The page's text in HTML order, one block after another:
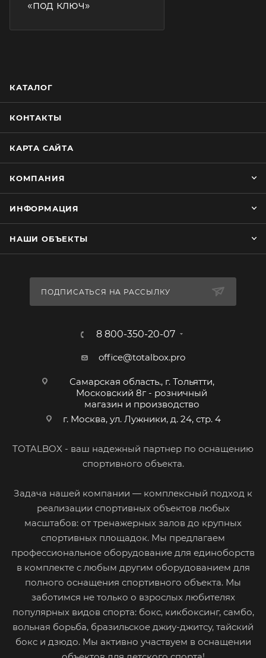
«под ключ»
КАТАЛОГ
КОНТАКТЫ
КАРТА САЙТА
КОМПАНИЯ
ИНФОРМАЦИЯ
НАШИ ОБЪЕКТЫ
ПОДПИСАТЬСЯ НА РАССЫЛКУ
8 800-350-20-07
office@totalbox.pro
Самарская область., г. Тольятти,
Московский 8г - розничный
магазин и производство
г. Москва, ул. Лужники, д. 24, стр. 4
TOTALBOX - ваш надежный партнер по оснащению
спортивного объекта.
Задача нашей компании — комплексный подход к
реализации спортивных объектов любых
масштабов: от тренажерных залов до крупных
спортивных площадок. Мы предлагаем
профессиональное оборудование для единоборств
в комплекте с любым другим оборудованием для
полного оснащения спортивного объекта. Мы
заботимся не только о взрослых любителях
популярных видов спорта: бокс, кикбоксинг, самбо,
вольная борьба, бразильское джиу-джитсу, тайский
бокс и дзюдо. Мы активно участвуем в оснащении